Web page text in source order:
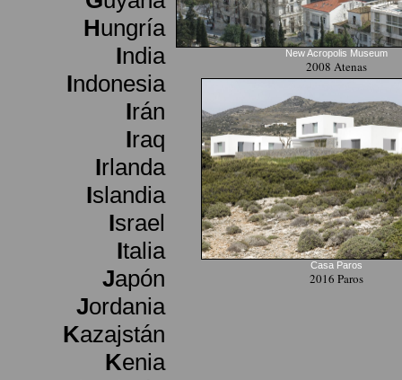
Hungría
India
Indonesia
Irán
Iraq
Irlanda
Islandia
Israel
Italia
Japón
Jordania
Kazajstán
Kenia
New Acropolis Museum
2008 Atenas
Casa Paros
2016 Paros